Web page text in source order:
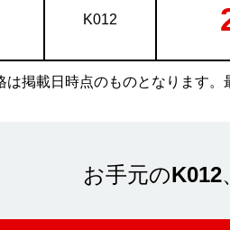
K012
掲載日時点のものとなります。
お手元のK012